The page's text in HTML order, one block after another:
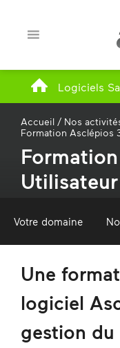
Logiciels
Accueil / Nos
Formation Asclépios
Votre domaine
Une
logiciel
gestion